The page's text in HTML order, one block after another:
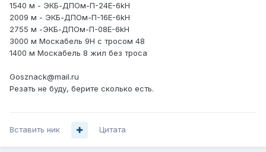
1540 м - ЭКБ-ДПОм-П-24E-6kН
2009 м - ЭКБ-ДПОм-П-16E-6kН
2755 м -ЭКБ-ДПОм-П-08E-6kН
3000 м Москабель 9Н с тросом 48
1400 м Москабель 8 жил без троса
Gosznack@mail.ru
Резать не буду, берите сколько есть.
Вставить ник Цитата